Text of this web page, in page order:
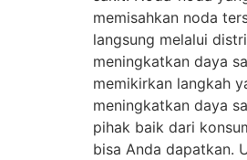
memisahkan noda
langsung melalui
meningkatkan daya
memikirkan langkah
meningkatkan daya
pihak baik dari
bisa Anda dapatkan.